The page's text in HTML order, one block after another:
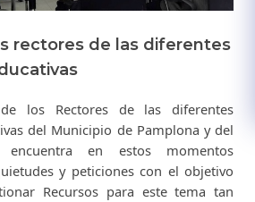
rectores de las diferentes
los Rectores de las diferentes
del Municipio de Pamplona y del
en estos momentos
y peticiones con el objetivo
Recursos para este tema tan